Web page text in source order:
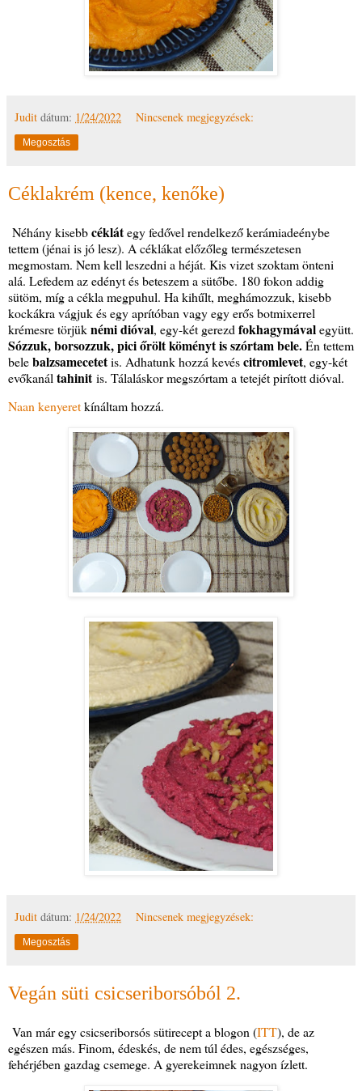
Judit dátum: 1/24/2022 Nincsenek megjegyzések:
Megosztás
Céklakrém (kence, kenőke)
Néhány kisebbcéklátegy fedővel rendelkező kerámiadeénybe
tettem (jénai is jó lesz). A céklákat előzőleg természetesen
megmostam. Nem kell leszedni a héját. Kis vizet szoktam önteni
alá. Lefedem az edényt és beteszem a sütőbe. 180 fokon addig
sütöm, míg a cékla megpuhul. Ha kihűlt, meghámozzuk, kisebb
kockákra vágjuk és egy aprítóban vagy egy erős botmixerrel
krémesre törjüknémi dióval, egy-két gerezd fokhagymávalegyütt.
Sózzuk, borsozzuk, pici őrölt köményt is szórtam bele.Én tettem
belebalzsamecetetis. Adhatunk hozzá kevéscitromlevet, egy-két
evőkanál tahinit is. Tálaláskor megszórtam a tetejét pirított dióval.
Naan kenyeretkínáltam hozzá.
Judit dátum: 1/24/2022 Nincsenek megjegyzések:
Megosztás
Vegán süti csicseriborsóból 2.
Van már egy csicseriborsós sütirecept a blogon (ITT), de az
egészen más. Finom, édeskés, de nem túl édes, egészséges,
fehérjében gazdag csemege. A gyerekeimnek nagyon ízlett.